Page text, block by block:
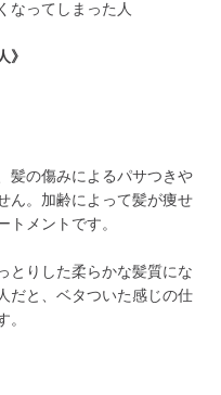
なってしまった人
》
髪の傷みによるパサつきや
ん。加齢によって髪が痩せ
トメントです。
とりした柔らかな髪質にな
だと、ベタついた感じの仕
。